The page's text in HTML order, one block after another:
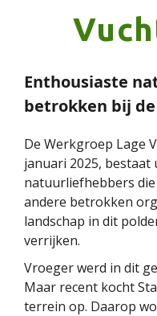
Enthousiaste
betrokken bij
De Werkgroep Lage
januari 2025,
natuurliefhebbers
andere betrokken
landschap in dit
verrijken.
Vroeger werd in dit
Maar recent kocht
terrein op. Daarop